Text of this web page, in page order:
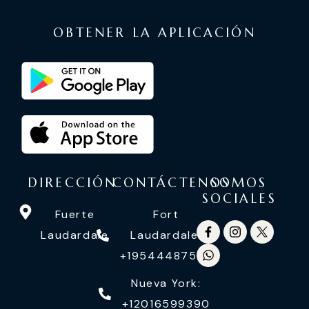
OBTENER LA APLICACIÓN
DIRECCIÓN
Fuerte
Laudardale
CONTÁCTENOS
Fort
Laudardale:
+19544487558
Nueva York:
+12016599390
SOMOS
SOCIALES